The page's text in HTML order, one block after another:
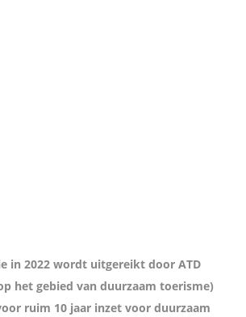
in 2022 wordt uitgereikt door ATD
het gebied van duurzaam toerisme)
ruim 10 jaar inzet voor duurzaam